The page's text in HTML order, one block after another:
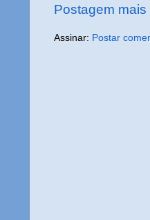
Postagem mais
Assinar: Postar